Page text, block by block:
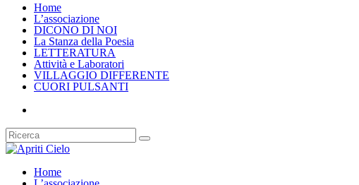
Home
L’associazione
DICONO DI NOI
La Stanza della Poesia
LETTERATURA
Attività e Laboratori
VILLAGGIO DIFFERENTE
CUORI PULSANTI
Home